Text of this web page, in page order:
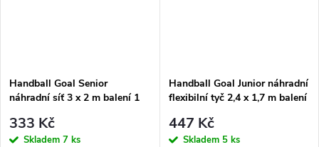
Handball Goal Senior
náhradní síť 3 x 2 m balení 1
333 Kč
Skladem 7 ks
Handball Goal Junior náhradní
flexibilní tyč 2,4 x 1,7 m balení
447 Kč
Skladem 5 ks